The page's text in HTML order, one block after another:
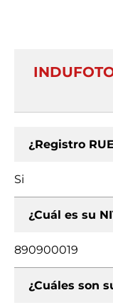
¿Registro
Si
¿Cuál es su
890900019
¿Cuáles son